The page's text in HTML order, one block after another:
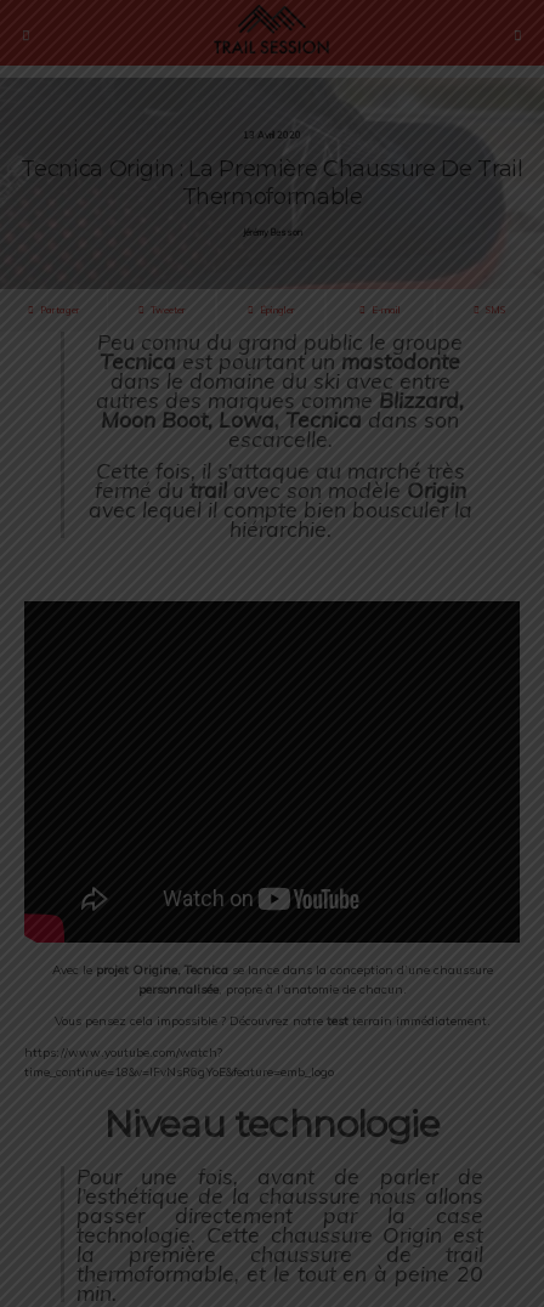
13 Avril 2020
Tecnica Origin : La Première Chaussure De Trail
Thermoformable
Jérémy Besson
Partager Tweeter Épingler E-mail SMS
Peu connu du grand public le groupe
Tecnica est pourtant un mastodonte
dans le domaine du ski avec entre
autres des marques comme Blizzard,
Moon Boot, Lowa, Tecnica dans son
escarcelle.
Cette fois, il s’attaque au marché très
fermé du trailavec son modèle Origin
avec lequel il compte bien bousculer la
hiérarchie.
Avec le projet Origine, Tecnica se lance dans la conception d’une chaussure
personnalisée, propre à l’anatomie de chacun.
Vous pensez cela impossible ? Découvrez notre testterrain immédiatement.
https://www.youtube.com/watch?
time_continue=18&v=lFvNsR6gYoE&feature=emb_logo
Niveau technologie
Pour une fois, avant de parler de
l’esthétique de la chaussure nous allons
passer directement par la case
technologie. Cette chaussure Origin est
la première chaussure de trail
thermoformable, et le tout en à peine 20
min.